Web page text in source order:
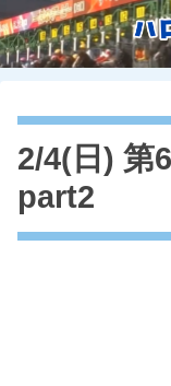
2/4(日) 第
part2